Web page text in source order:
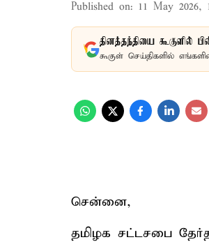
Published on: 11 May 2026,
தினத்தந்தியை கூகுளில்
கூகுள் செய்திகளில்
சென்னை,
தமிழக சட்டசபை